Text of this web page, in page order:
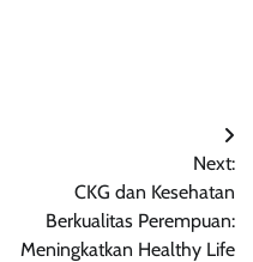
Next:
CKG dan Kesehatan
Berkualitas Perempuan:
Meningkatkan Healthy Life